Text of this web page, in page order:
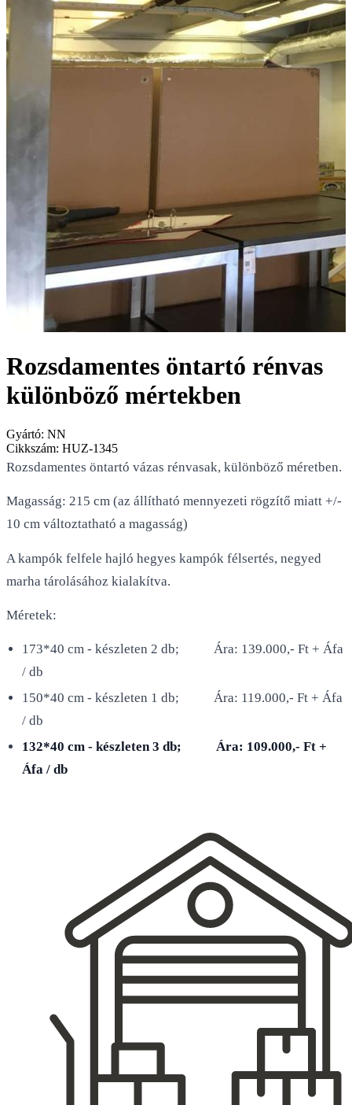
Rozsdamentes öntartó rénvas
különböző mértekben
Gyártó: NN
Cikkszám: HUZ-1345
Rozsdamentes öntartó vázas rénvasak, különböző méretben.
Magasság: 215 cm (az állítható mennyezeti rögzítő miatt +/-
10 cm változtatható a magasság)
A kampók felfele hajló hegyes kampók félsertés, negyed
marha tárolásához kialakítva.
Méretek:
173*40 cm - készleten 2 db; Ára: 139.000,- Ft + Áfa
/ db
150*40 cm - készleten 1 db; Ára: 119.000,- Ft + Áfa
/ db
132*40 cm - készleten 3 db; Ára: 109.000,- Ft +
Áfa / db